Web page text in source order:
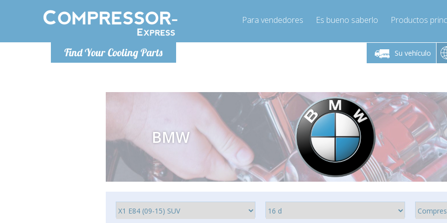
Find Your Cooling Parts
Para vendedores Es bueno saberlo Productos
Su vehículo
De lunes a viernes de 9:00 a De lunes a viernes de 9:00 a
16:00
Info@compressor-express.es
De lunes a
BMW